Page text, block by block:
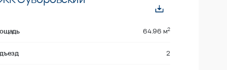
64.96 м2
2